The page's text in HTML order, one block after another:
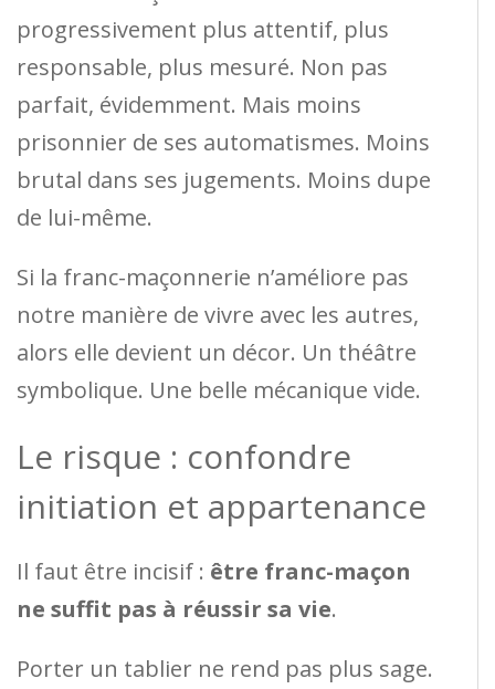
progressivement plus attentif, plus
responsable, plus mesuré. Non pas
parfait, évidemment. Mais moins
prisonnier de ses automatismes. Moins
brutal dans ses jugements. Moins dupe
de lui-même.
Si la franc-maçonnerie n’améliore pas
notre manière de vivre avec les autres,
alors elle devient un décor. Un théâtre
symbolique. Une belle mécanique vide.
Le risque : confondre
initiation et appartenance
Il faut être incisif : être franc-maçon
ne suffit pas à réussir sa vie.
Porter un tablier ne rend pas plus sage.